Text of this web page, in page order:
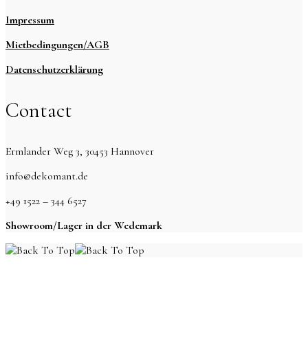
Impressum
Mietbedingungen/AGB
Datenschutzerklärung
Contact
Ermlander Weg 3, 30453 Hannover
info@dekomant.de
+49 1522 – 344 6527
Showroom/Lager in der Wedemark